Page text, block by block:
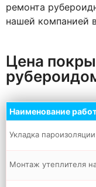
ремонта
нашей компанией
Цена
Наименование
Укладка пароизоляции
Монтаж утеплителя